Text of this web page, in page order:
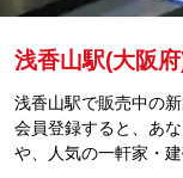
浅香山駅(大阪
浅香山駅で販売中の
会員登録すると、あ
や、人気の一軒家・